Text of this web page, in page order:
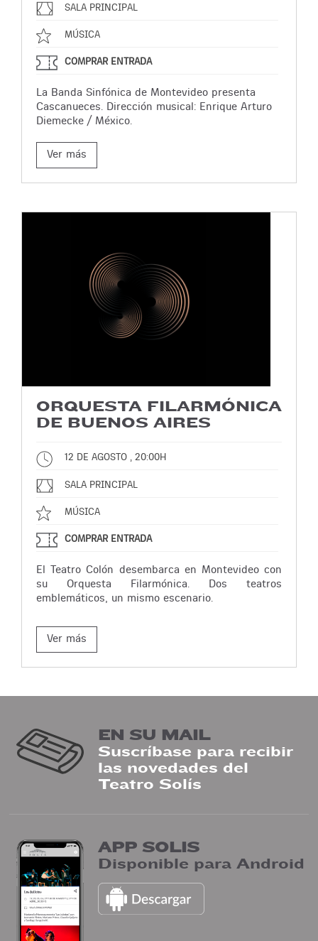
SALA PRINCIPAL
MÚSICA
COMPRAR ENTRADA
La Banda Sinfónica de Montevideo presenta
Cascanueces. Dirección musical: Enrique Arturo
Diemecke / México.
Ver más
ORQUESTA FILARMÓNICA
DE BUENOS AIRES
12 DE AGOSTO , 20:00H
SALA PRINCIPAL
MÚSICA
COMPRAR ENTRADA
El Teatro Colón desembarca en Montevideo con
su Orquesta Filarmónica. Dos teatros
emblemáticos, un mismo escenario.
Ver más
EN SU MAIL
Suscríbase para recibir
las novedades del
Teatro Solís
APP SOLIS
Disponible para Android